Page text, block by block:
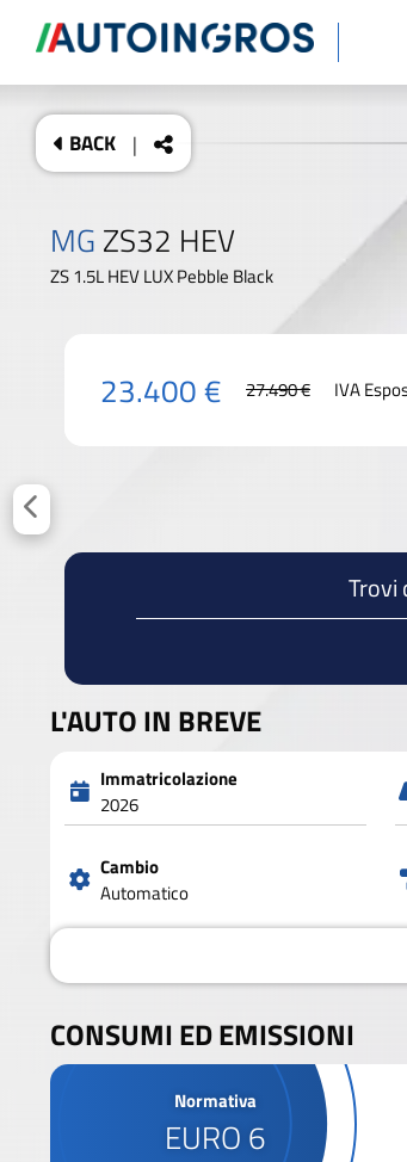
BACK |
MG ZS32 HEV
ZS 1.5L HEV LUX Pebble Black
23.400 € 27.490 € IVA
Trovi
L'AUTO IN BREVE
Immatricolazione
2026
Cambio
Automatico
CONSUMI ED EMISSIONI
Normativa
EURO 6